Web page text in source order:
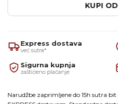
KUPI
Express dostava
već sutra*
Sigurna kupnja
zaštićeno plaćanje
Narudžbe zaprimljene do 15h sutra bit